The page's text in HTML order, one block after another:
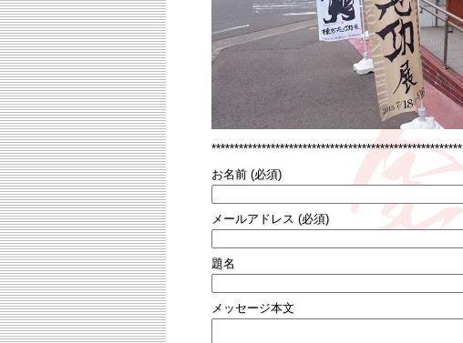
*******************************************************
お名前 (必須)
メールアドレス (必須)
題名
メッセージ本文